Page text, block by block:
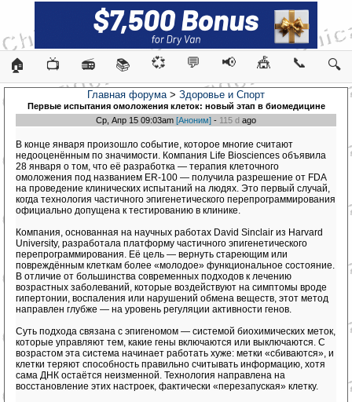
🏠 📺 📻 📚 💞 💬 📢 🎪 📞 🔍
Главная форума> Здоровье и Спорт
Первые испытания омоложения клеток: новый этап в биомедицине
Ср, Апр 15 09:03am [Аноним] - 115 d ago
В конце января произошло событие, которое многие считают
недооценённым по значимости. Компания Life Biosciences объявила
28 января о том, что её разработка — терапия клеточного
омоложения под названием ER-100 — получила разрешение от FDA
на проведение клинических испытаний на людях. Это первый случай,
когда технология частичного эпигенетического перепрограммирования
официально допущена к тестированию в клинике.
Компания, основанная на научных работах David Sinclair из Harvard
University, разработала платформу частичного эпигенетического
перепрограммирования. Её цель — вернуть стареющим или
повреждённым клеткам более «молодое» функциональное состояние.
В отличие от большинства современных подходов к лечению
возрастных заболеваний, которые воздействуют на симптомы вроде
гипертонии, воспаления или нарушений обмена веществ, этот метод
направлен глубже — на уровень регуляции активности генов.
Суть подхода связана с эпигеномом — системой биохимических меток,
которые управляют тем, какие гены включаются или выключаются. С
возрастом эта система начинает работать хуже: метки «сбиваются», и
клетки теряют способность правильно считывать информацию, хотя
сама ДНК остаётся неизменной. Технология направлена на
восстановление этих настроек, фактически «перезапуская» клетку.